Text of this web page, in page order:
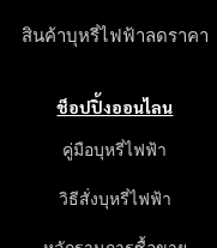
สินค้าบุหรี่ไฟฟ้าลดราคา
ช็อปปิ้งออนไลน
คู่มือบุหรี่ไฟฟ้า
วิธีสั่งบุหรี่ไฟฟ้า